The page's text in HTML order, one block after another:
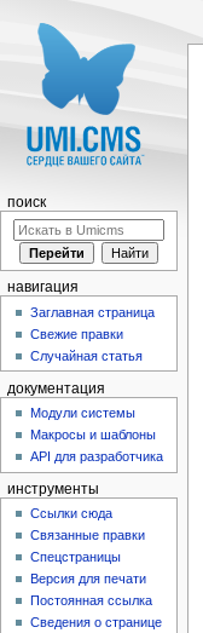
поиск
навигация
Заглавная страница
Свежие правки
Случайная статья
документация
Модули системы
Макросы и шаблоны
API для разработчика
инструменты
Ссылки сюда
Связанные правки
Спецстраницы
Версия для печати
Постоянная ссылка
Сведения о странице